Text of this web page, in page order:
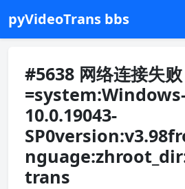
pyVideoTrans bbs
#5638 网络连接失败
10.0.19043-
trans